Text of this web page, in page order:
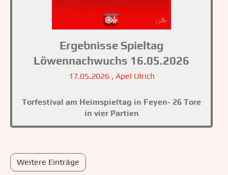
Ergebnisse Spieltag
Löwennachwuchs 16.05.2026
17.05.2026, Apel Ulrich
Torfestival am Heimspieltag in Feyen- 26 Tore
in vier Partien
Weitere Einträge